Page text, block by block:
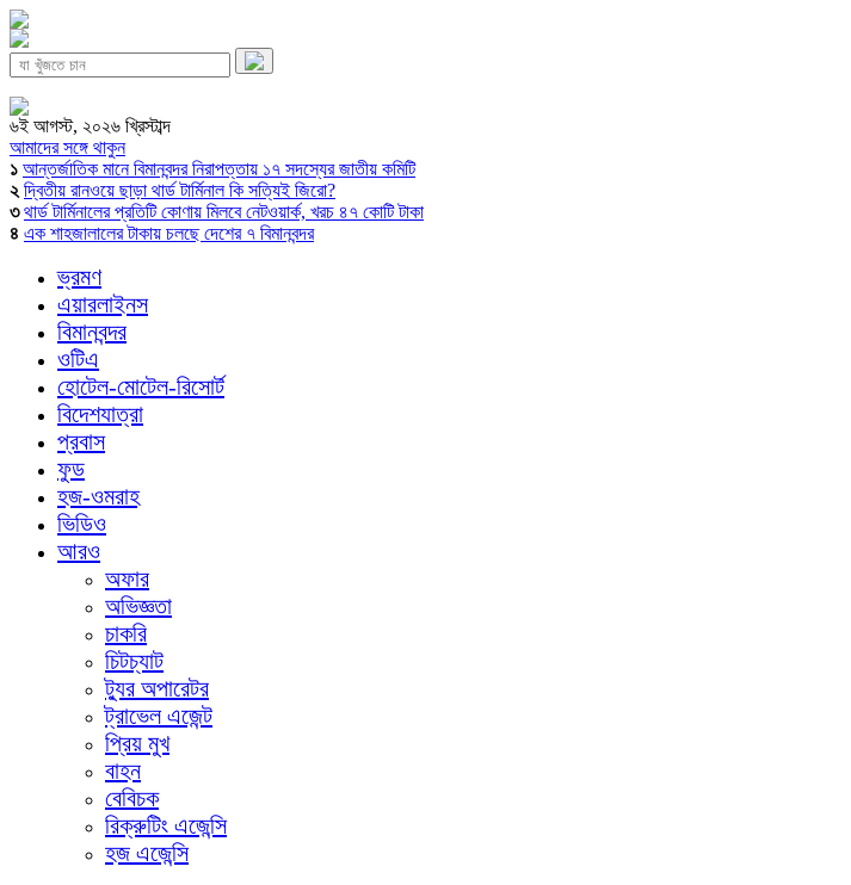
৬ই আগস্ট, ২০২৬ খ্রিস্টাব্দ
আমাদের সঙ্গে থাকুন
১ আন্তর্জাতিক মানে বিমানবন্দর নিরাপত্তায় ১৭ সদস্যের জাতীয় কমিটি
২ দ্বিতীয় রানওয়ে ছাড়া থার্ড টার্মিনাল কি সত্যিই জিরো?
৩ থার্ড টার্মিনালের প্রতিটি কোণায় মিলবে নেটওয়ার্ক, খরচ ৪৭ কোটি টাকা
৪ এক শাহজালালের টাকায় চলছে দেশের ৭ বিমানবন্দর
ভ্রমণ
এয়ারলাইনস
বিমানবন্দর
ওটিএ
হোটেল-মোটেল-রিসোর্ট
বিদেশযাত্রা
প্রবাস
ফুড
হজ-ওমরাহ
ভিডিও
আরও
অফার
অভিজ্ঞতা
চাকরি
চিটচ্যাট
ট্যুর অপারেটর
ট্রাভেল এজেন্ট
প্রিয় মুখ
বাহন
বেবিচক
রিক্রুটিং এজেন্সি
হজ এজেন্সি